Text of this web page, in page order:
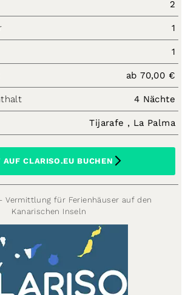
2
1
1
ab 70,00 €
4 Nächte
Tijarafe , La Palma
AUF CLARISO.EU BUCHEN
Vermittlung für Ferienhäuser auf den
Kanarischen Inseln